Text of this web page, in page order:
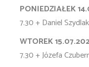
PONIEDZIAŁEK
7.30 + Daniel Szydlak
WTOREK
7.30 + Józefa